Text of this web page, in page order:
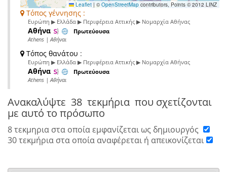
Leaflet | ©OpenStreetMap contributors, Points © 2012 LINZ
Τόπος γέννησης :
Ευρώπη ▶ Ελλάδα ▶ Περιφέρεια Αττικής ▶ Νομαρχία Αθήνας
Αθήνα Πρωτεύουσα
Athens | Αθήναι
Τόπος θανάτου :
Ευρώπη ▶ Ελλάδα ▶ Περιφέρεια Αττικής ▶ Νομαρχία Αθήνας
Αθήνα Πρωτεύουσα
Athens | Αθήναι
Ανακαλύψτε 38 τεκμήρια που σχετίζονται
με αυτό το πρόσωπο
8 τεκμηρια στα οποία εμφανίζεται ως δημιουργός
30 τεκμήρια στα οποία αναφέρεται ή απεικονίζεται